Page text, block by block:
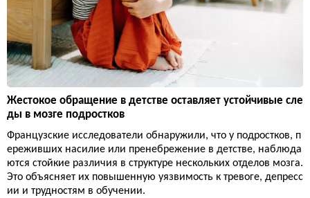
Жестокое обращение в детстве оставляет устойчивые сле
ды в мозге подростков
Французские исследователи обнаружили, что у подростков, п
ереживших насилие или пренебрежение в детстве, наблюда
ются стойкие различия в структуре нескольких отделов мозга.
Это объясняет их повышенную уязвимость к тревоге, депресс
ии и трудностям в обучении.